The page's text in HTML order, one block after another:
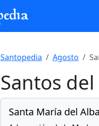
Santopedia Agosto
Santos
Santa María del Alba